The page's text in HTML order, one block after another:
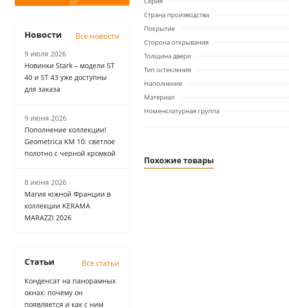
Страна производства
Покрытие
Сторона открывания
Толщина двери
Тип остекления
Наполнение
Материал
Номенклатурная группа
Похожие товары
Новости Все новости
9 июля 2026
Новинки Stark – модели ST
40 и ST 43 уже доступны
для заказа
9 июня 2026
Пополнение коллекции!
Geometrica KM 10: светлое
полотно с черной кромкой
8 июня 2026
Магия южной Франции в
коллекции KERAMA
MARAZZI 2026
Статьи Все статьи
Конденсат на панорамных
окнах: почему он
появляется и как с ним